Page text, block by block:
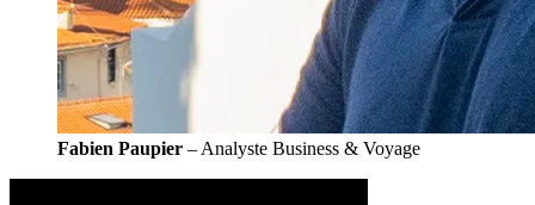
Fabien Paupier – Analyste Business & Voyage